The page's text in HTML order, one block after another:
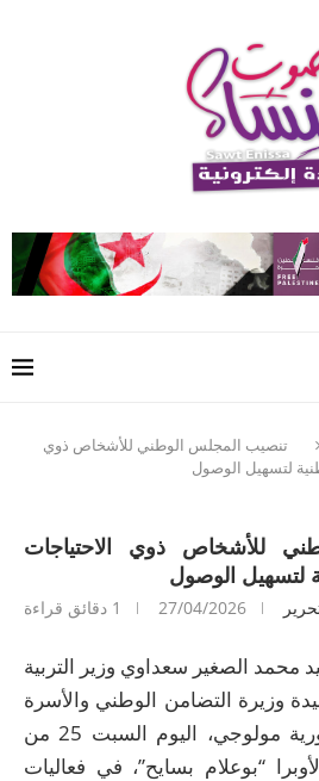
تنصيب المجلس الوطني للأشخاص ذوي
لتسهيل الوصول
للأشخاص ذوي الاحتياجات
لتسهيل الوصول
27/04/2026 1 دقائق قراءة
محمد الصغير سعداوي وزير التربية
وزيرة التضامن الوطني والأسرة
وقضايا المرأة د. صورية مولوجي، اليوم السبت 25 من
بدار الأوبرا “بوعلام بسايح”، في فعاليات